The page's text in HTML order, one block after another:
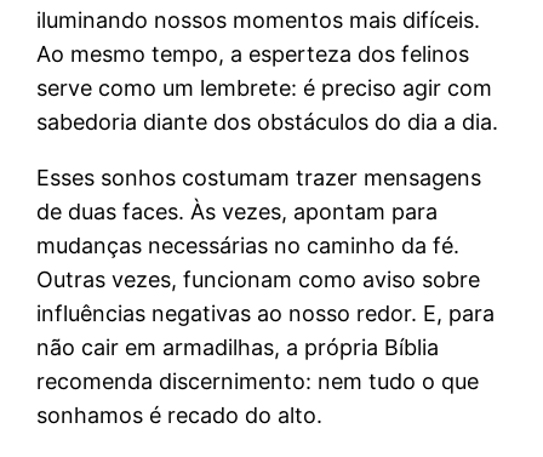
iluminando nossos momentos mais difíceis.
Ao mesmo tempo, a esperteza dos felinos
serve como um lembrete: é preciso agir com
sabedoria diante dos obstáculos do dia a dia.
Esses sonhos costumam trazer mensagens
de duas faces. Às vezes, apontam para
mudanças necessárias no caminho da fé.
Outras vezes, funcionam como aviso sobre
influências negativas ao nosso redor. E, para
não cair em armadilhas, a própria Bíblia
recomenda discernimento: nem tudo o que
sonhamos é recado do alto.